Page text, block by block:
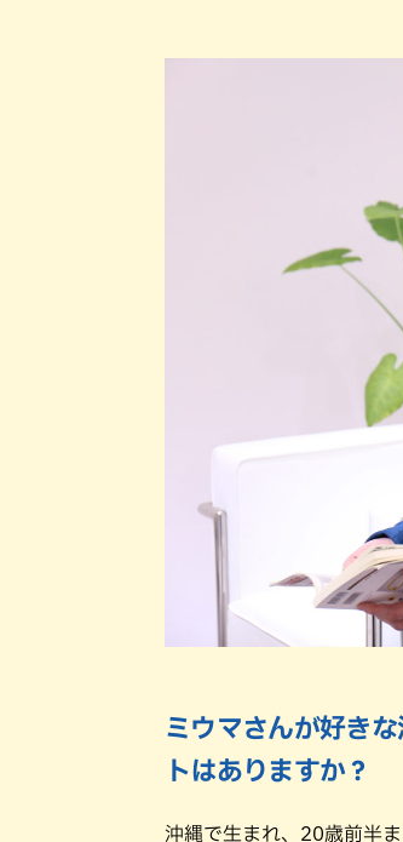
ミウマさんが好き
トはありますか？
沖縄で生まれ、20歳前半